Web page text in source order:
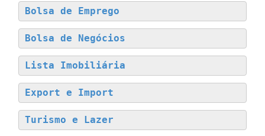
Bolsa de Emprego
Bolsa de Negócios
Lista Imobiliária
Export e Import
Turismo e Lazer